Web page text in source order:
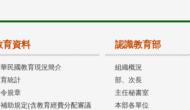
育資料
民國教育現況簡介
統計
規章
助規定(含教育經費分配審議
認識教育部
組織概況
部、次長
主任秘書室
本部各單位